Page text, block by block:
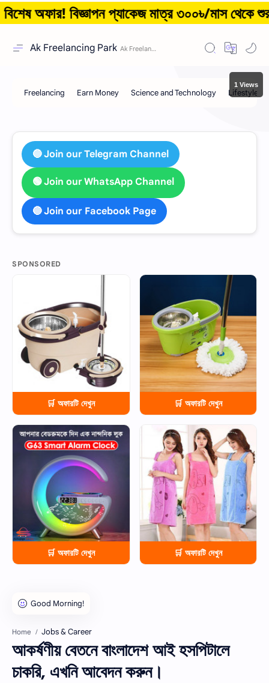
Ak Freelancing Park
অফার! বিজ্ঞাপন প্যাকেজ মাত্র ৩০০৳/মাস থেকে শুরু!
🔵 Join our Telegram Channel
🟢 Join our WhatsApp Channel
🔵 Join our Facebook Page
SPONSORED
🛒 অফারটি দেখুন 🛒 অফারটি দেখুন
HOT
🛒 অফারটি দেখুন
HOT
🛒 অফারটি দেখুন
Home Jobs & Career
1 Views
আকর্ষণীয় বেতনে বাংলাদেশ আই হসপিটালে
চাকরি, এখনি আবেদন করুন।